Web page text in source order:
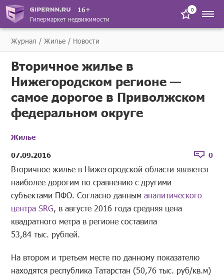
16+
Гипермаркет недвижимости
0
Журнал Жилье Новости
Вторичное жилье в
Нижегородском регионе —
самое дорогое в Приволжском
федеральном округе
Жилье
07.09.2016
0
Вторичное жилье в Нижегородской области является
наиболее дорогим по сравнению с другими
субъектами ПФО. Согласно данныманалитического
центра SRG, в августе 2016 года средняя цена
квадратного метра в регионе составила
53,84 тыс. рублей.
На втором и третьем месте по данному показателю
находятся республика Татарстан (50,76 тыс. руб/кв.м)